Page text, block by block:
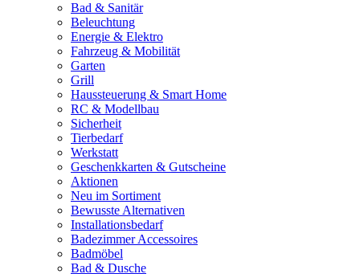
Bad & Sanitär
Beleuchtung
Energie & Elektro
Fahrzeug & Mobilität
Garten
Grill
Haussteuerung & Smart Home
RC & Modellbau
Sicherheit
Tierbedarf
Werkstatt
Geschenkkarten & Gutscheine
Aktionen
Neu im Sortiment
Bewusste Alternativen
Installationsbedarf
Badezimmer Accessoires
Badmöbel
Bad & Dusche